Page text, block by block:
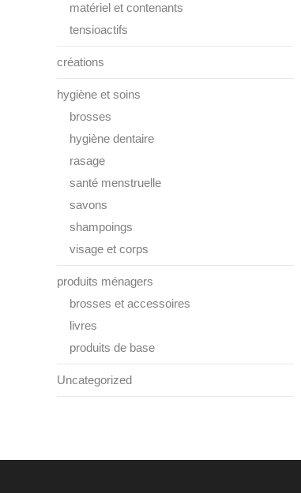
matériel et contenants
tensioactifs
créations
hygiène et soins
brosses
hygiène dentaire
rasage
santé menstruelle
savons
shampoings
visage et corps
produits ménagers
brosses et accessoires
livres
produits de base
Uncategorized